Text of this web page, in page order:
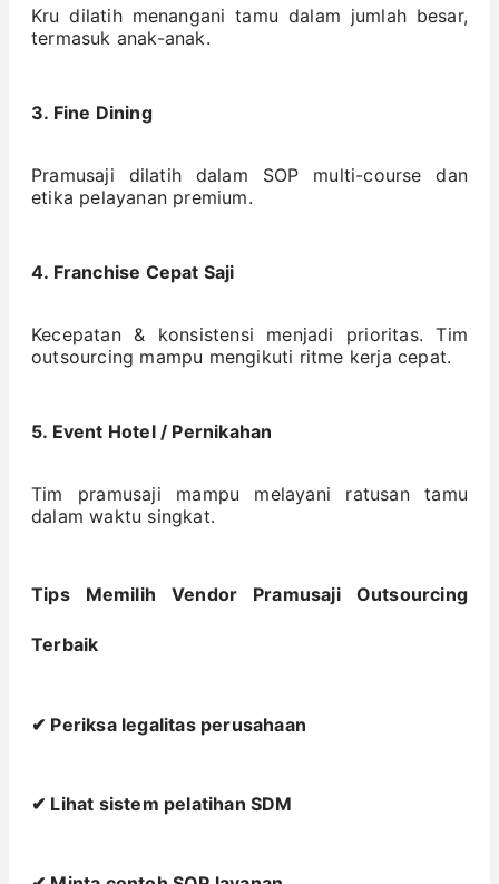
Kru dilatih menangani tamu dalam jumlah besar,
termasuk anak-anak.
3. Fine Dining
Pramusaji dilatih dalam SOP multi-course dan
etika pelayanan premium.
4. Franchise Cepat Saji
Kecepatan & konsistensi menjadi prioritas. Tim
outsourcing mampu mengikuti ritme kerja cepat.
5. Event Hotel / Pernikahan
Tim pramusaji mampu melayani ratusan tamu
dalam waktu singkat.
Tips Memilih Vendor Pramusaji Outsourcing
Terbaik
✔ Periksa legalitas perusahaan
✔ Lihat sistem pelatihan SDM